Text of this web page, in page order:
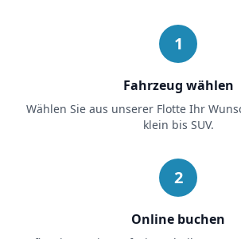
1
Fahrzeug wählen
Wählen Sie aus unserer Flotte Ihr
klein bis SUV.
2
Online buchen